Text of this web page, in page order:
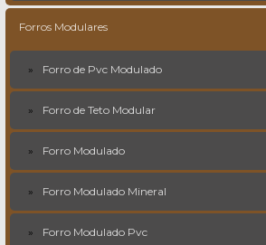
Forros Modulares
Forro de Pvc Modulado
Forro de Teto Modular
Forro Modulado
Forro Modulado Mineral
Forro Modulado Pvc